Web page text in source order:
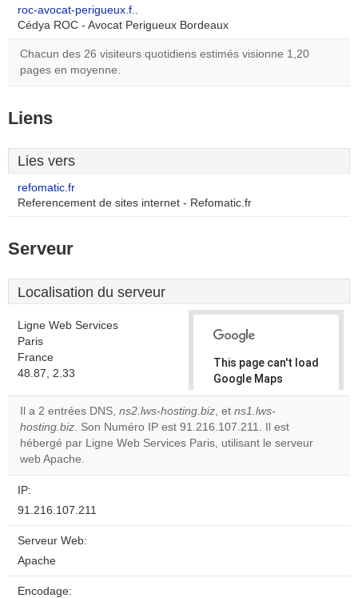
roc-avocat-perigueux.f..
Cédya ROC - Avocat Perigueux Bordeaux
Chacun des 26 visiteurs quotidiens estimés visionne 1,20
pages en moyenne.
Liens
Lies vers
refomatic.fr
Referencement de sites internet - Refomatic.fr
Serveur
Localisation du serveur
Ligne Web Services
Paris
France
48.87, 2.33
This page can't load
Google Maps
correctly.
Do you
own this
OK
Il a 2 entrées DNS, ns2.lws-hosting.biz, et ns1.lws-
hosting.biz. Son Numéro IP est 91.216.107.211. Il est
hébergé par Ligne Web Services Paris, utilisant le serveur
web Apache.
IP:
91.216.107.211
Serveur Web:
Apache
Encodage: